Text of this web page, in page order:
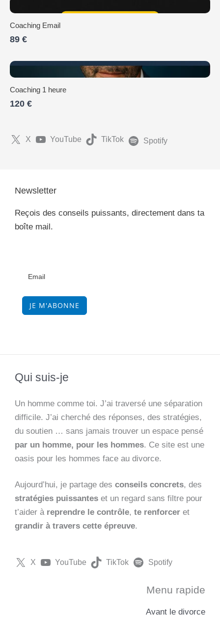
Coaching Email
89 €
Coaching 1 heure
120 €
X YouTube TikTok Spotify
Newsletter
Reçois des conseils puissants, directement dans ta
boîte mail.
JE M'ABONNE
Qui suis-je
Un homme comme toi. J’ai traversé une séparation
difficile. J’ai cherché des réponses, des stratégies,
du soutien … sans jamais trouver un espace pensé
par un homme, pour les hommes. Ce site est une
oasis pour les hommes face au divorce.
Aujourd’hui, je partage des conseils concrets, des
stratégies puissantes et un regard sans filtre pour
t’aider à reprendre le contrôle, te renforcer et
grandir à travers cette épreuve.
X YouTube TikTok Spotify
Menu rapide
Avant le divorce